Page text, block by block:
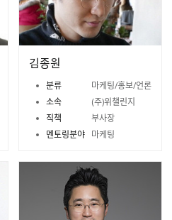
김종원
분류
마케팅/홍보/언론
소속
(주)위챌린지
직책
부사장
멘토링분야 마케팅